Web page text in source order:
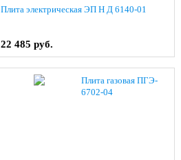
Плита электрическая ЭП Н Д 6140-01
22 485 руб.
Плита газовая ПГЭ-
6702-04